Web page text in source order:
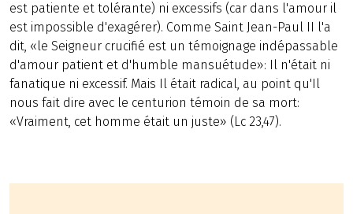
est patiente et tolérante) ni excessifs (car dans l'amour il
est impossible d'exagérer). Comme Saint Jean-Paul II l'a
dit, «le Seigneur crucifié est un témoignage indépassable
d'amour patient et d'humble mansuétude»: Il n'était ni
fanatique ni excessif. Mais Il était radical, au point qu'Il
nous fait dire avec le centurion témoin de sa mort:
«Vraiment, cet homme était un juste» (Lc 23,47).